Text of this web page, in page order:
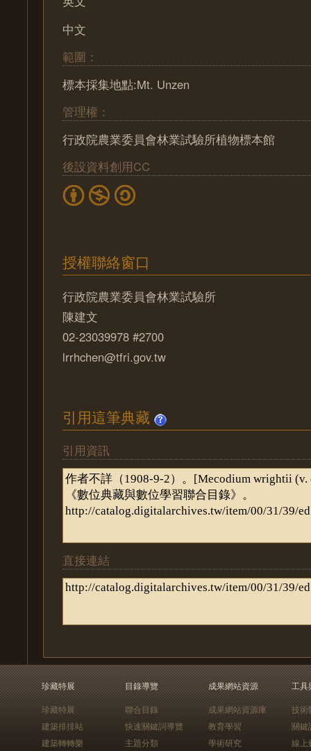
中文
範圍：
標本採集地點:Mt. Unzen
管理權：
行政院農業委員會林業試驗所植物標本館
後設資料創用CC
授權聯絡窗口
行政院農業委員會林業試驗所
陳建文
02-23039978 #2700
lrrhchen@tfri.gov.tw
引用這筆典藏
引用資訊
直接連結
珍藏特展
珍藏特展
建築排排站
建築轉轉樂
目錄導覽
聯合目錄
快速關鍵詞導覽
主題分類
成果網站資源
成果網站資源庫
教育學習
學術研究
工具
技術
關鍵
線上